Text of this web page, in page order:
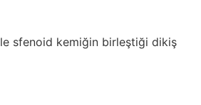
sfenoid kemiğin birleştiği dikiş